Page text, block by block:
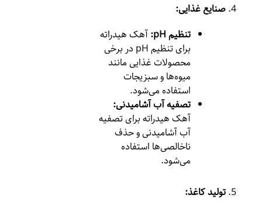
صنایع غذایی:
تنظیم pH:
آهک هیدراته
برای تنظیم pH در برخی
محصولات غذایی مانند
میوه‌ها و سبزیجات
استفاده می‌شود.
تصفیه آب آشامیدنی:
آهک هیدراته برای تصفیه
آب آشامیدنی و حذف
ناخالصی‌ها استفاده
می‌شود.
تولید کاغذ: